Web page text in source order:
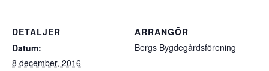
DETALJER
Datum:
8 december, 2016
ARRANGÖR
Bergs Bygdegårdsförening